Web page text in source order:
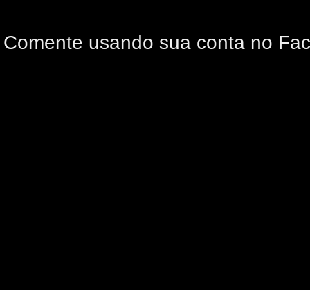
Comente usando sua conta no